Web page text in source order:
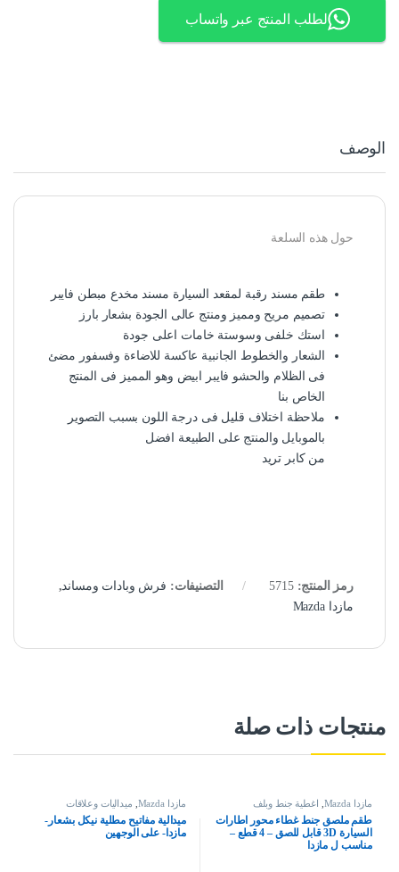
لطلب المنتج عبر واتساب
الوصف
حول هذه السلعة
طقم مسند رقبة لمقعد السيارة مسند مخدع مبطن فايبر
تصميم مريح ومميز ومنتج عالى الجودة بشعار بارز
استك خلفى وسوستة خامات اعلى جودة
الشعار والخطوط الجانبية عاكسة للاضاءة وفسفور مضئ
فى الظلام والحشو فايبر ابيض وهو المميز فى المنتج
الخاص بنا
ملاحظة اختلاف قليل فى درجة اللون بسبب التصوير
بالموبايل والمنتج على الطبيعة افضل
من كابر تريد
رمز المنتج:5715 التصنيفات: فرش وبادات ومساند,
مازدا Mazda
منتجات ذات صلة
مازدا Mazda اغطية جنط وبلف
طقم ملصق جنط غطاء محور اطارات
السيارة 3D قابل للصق – 4 قطع –
مناسب ل مازدا
مازدا Mazda ميداليات وعلاقات
ميدالية مفاتيح مطلية نيكل بشعار-
مازدا- على الوجهين